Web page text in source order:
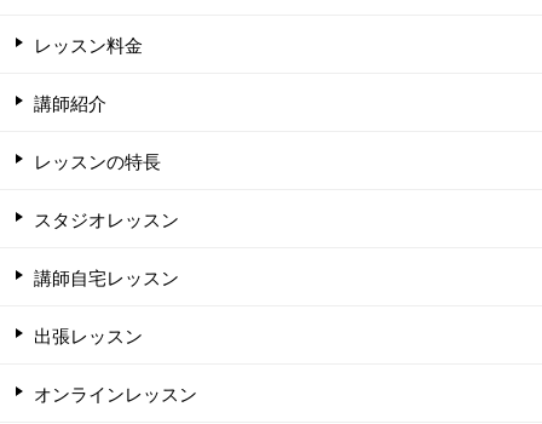
レッスン料金
講師紹介
レッスンの特長
スタジオレッスン
講師自宅レッスン
出張レッスン
オンラインレッスン